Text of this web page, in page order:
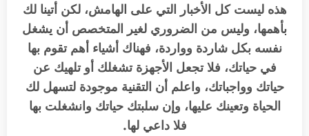
هذه ليست كل الأخبار التي على الهامش، لكن أتينا لك
بأهمها، وليس من الضروري لغير المتخصص أن يشغل
نفسه بكل شاردة وواردة، فهناك أشياء أهم تقوم بها
في حياتك، فلا تجعل الأجهزة تشغلك أو تلهيك عن
حياتك وواجباتك، واعلم أن التقنية موجودة لتسهل لك
الحياة وتعينك عليها، وإن سلبتك حياتك وانشغلت بها
فلا داعي لها.